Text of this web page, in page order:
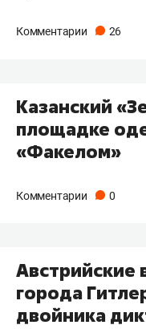
Комментарии 26
Казанский
площадке
«Факелом»
Комментарии 0
Австрийские
города
двойника